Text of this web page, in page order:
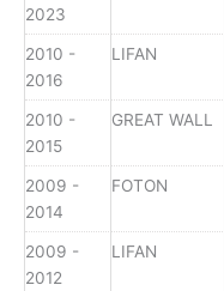
2023
2010 -
2016
LIFAN
2010 -
2015
GREAT WALL
2009 -
2014
FOTON
2009 -
2012
LIFAN